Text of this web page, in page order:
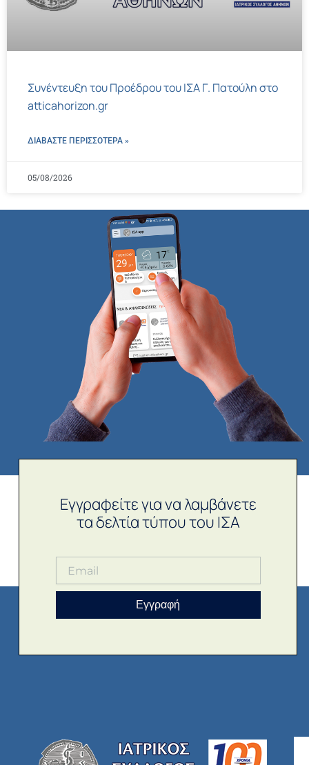
Συνέντευξη του Προέδρου του ΙΣΑ Γ. Πατούλη στο
atticahorizon.gr
ΔΙΑΒΑΣΤΕ ΠΕΡΙΣΣΌΤΕΡΑ »
05/08/2026
Εγγραφείτε για να λαμβάνετε
τα δελτία τύπου του ΙΣΑ
Εγγραφή